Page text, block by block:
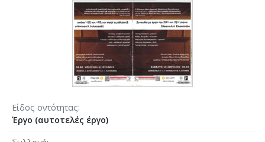
Είδος οντότητας
Έργο (αυτοτελές έργο)